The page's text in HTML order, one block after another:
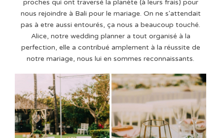
proches qui ont traversé la planète (à leurs frais) pour
nous rejoindre à Bali pour le mariage. On ne s'attendait
pas à etre aussi entourés, ça nous a beaucoup touché.
Alice, notre wedding planner a tout organisé à la
perfection, elle a contribué amplement à la réussite de
notre mariage, nous lui en sommes reconnaissants.